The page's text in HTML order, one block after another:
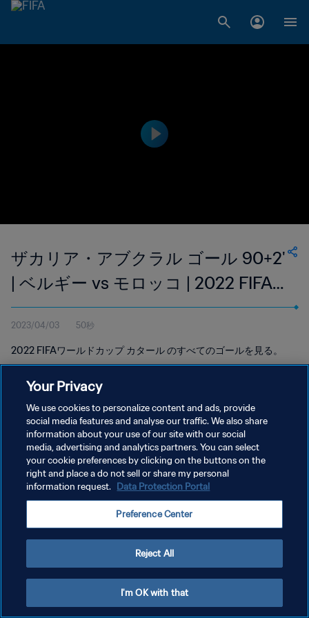
ザカリア・アブクラル ゴール 90+2'
| ベルギー vs モロッコ | 2022 FIFA
ワールドカップ カタール
2023/04/03 50秒
2022 FIFAワールドカップ カタール のすべてのゴールを見る。
プライバシーポリシー
サービス利用規約
クッキー設定の管理
Your Privacy
We use cookies to personalize content and ads, provide
social media features and analyse our traffic. We also share
information about your use of our site with our social
media, advertising and analytics partners. You can select
your cookie preferences by clicking on the buttons on the
right and place a do not sell or share my personal
information request. Data Protection Portal
Preference Center
Reject All
I'm OK with that